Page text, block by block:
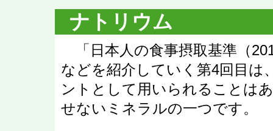
ナトリウム
「日本人の食事摂取基準（
などを紹介していく第4回目
ントとして用いられることは
せないミネラルの一つです。